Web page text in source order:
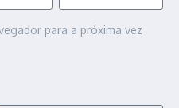
para a próxima vez